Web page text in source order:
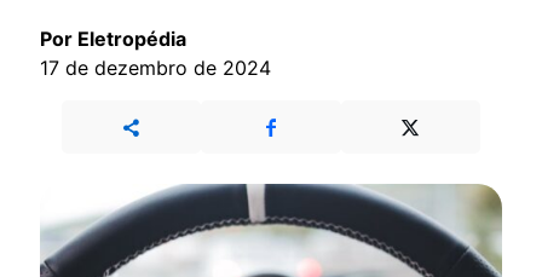
Por Eletropédia
17 de dezembro de 2024